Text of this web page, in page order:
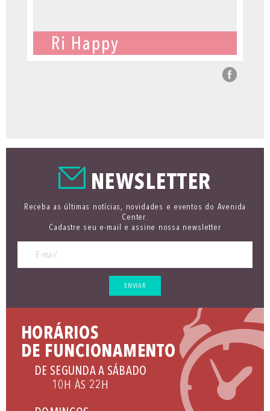
Ri Happy
NEWSLETTER
Receba as últimas notícias, novidades e eventos do Avenida
Center.
Cadastre seu e-mail e assine nossa newsletter
ENVIAR
HORÁRIOS
DE FUNCIONAMENTO
DE SEGUNDA A SÁBADO
10H ÀS 22H